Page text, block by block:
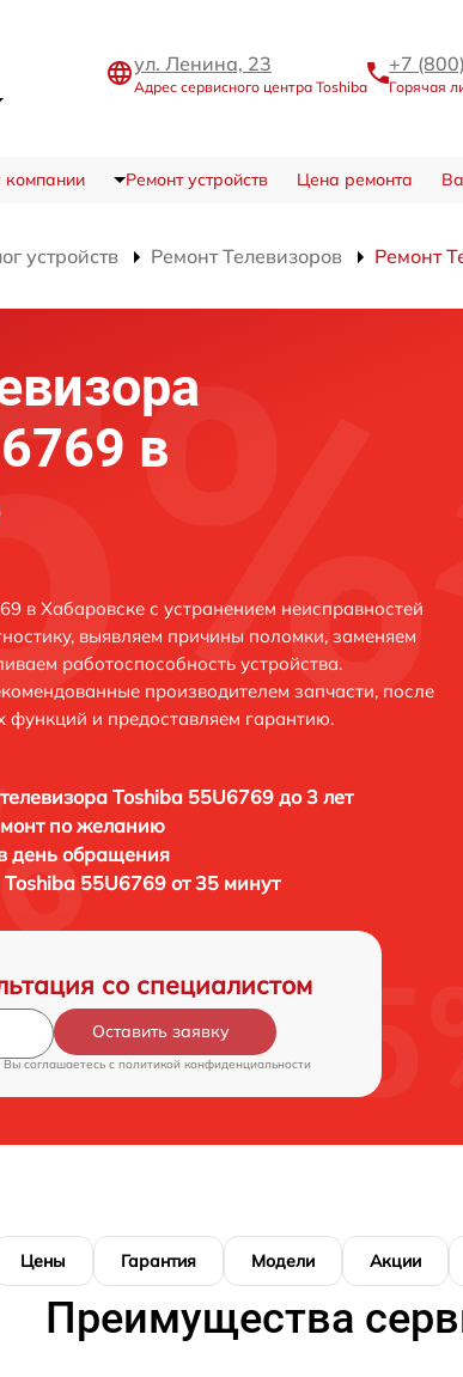
ул. Ленина, 23
Адрес сервисного центра Toshiba
+7
Горячая
Ремонт устройств Цена ремонта
устройств Ремонт Телевизоров Ремонт
в
в Хабаровске с устранением неисправностей
выявляем причины поломки, заменяем
работоспособность устройства.
производителем запчасти, после
функций и предоставляем гарантию.
телевизора Toshiba 55U6769 до 3 лет
по желанию
день обращения
Toshiba 55U6769 от 35 минут
со специалистом
Оставить заявку
соглашаетесь c политикой конфиденциальности
Цены Гарантия Модели Акции
Преимущества